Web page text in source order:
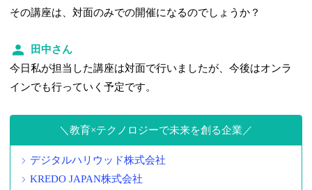
その講座は、対面のみでの開催になるのでしょうか？
田中さん
今日私が担当した講座は対面で行いましたが、今後はオンラ
インでも行っていく予定です。
教育×テクノロジーで未来を創る企業
デジタルハリウッド株式会社
KREDO JAPAN株式会社